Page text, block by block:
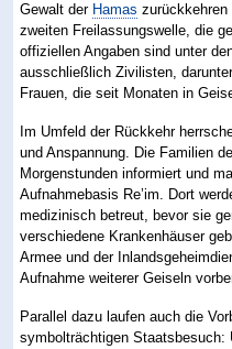
Gewalt der Hamas
zweiten Freilassungswelle, die
offiziellen Angaben sind unter
ausschließlich Zivilisten,
Frauen, die seit Monaten in
Im Umfeld der Rückkehr
und Anspannung. Die Familien
Morgenstunden informiert und
Aufnahmebasis Re’im. Dort
medizinisch betreut, bevor sie
verschiedene Krankenhäuser
Armee und der
Aufnahme weiterer Geiseln
Parallel dazu laufen auch die
symbolträchtigen Staatsbesuch: